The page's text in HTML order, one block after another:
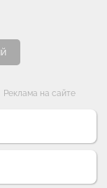
Реклама на сайте